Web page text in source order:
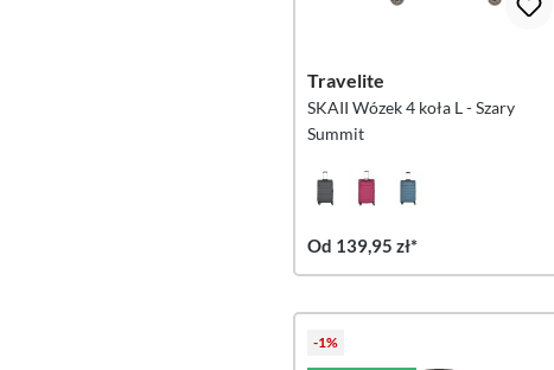
Travelite
SKAII Wózek 4 koła L - Szary
Summit
Od 139,95 zł*
-1%